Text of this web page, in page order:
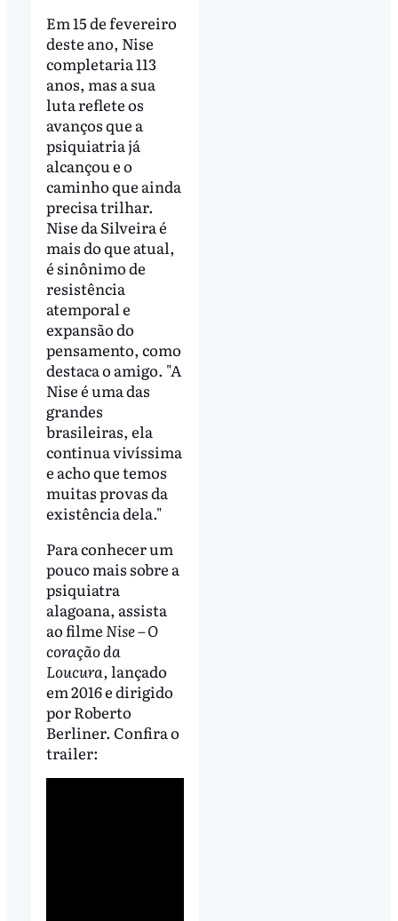
Em 15 de fevereiro
deste ano, Nise
completaria 113
anos, mas a sua
luta reflete os
avanços que a
psiquiatria já
alcançou e o
caminho que ainda
precisa trilhar.
Nise da Silveira é
mais do que atual,
é sinônimo de
resistência
atemporal e
expansão do
pensamento, como
destaca o amigo. "A
Nise é uma das
grandes
brasileiras, ela
continua vivíssima
e acho que temos
muitas provas da
existência dela."
Para conhecer um
pouco mais sobre a
psiquiatra
alagoana, assista
ao filme Nise – O
coração da
Loucura,lançado
em 2016 e dirigido
por Roberto
Berliner. Confira o
trailer: